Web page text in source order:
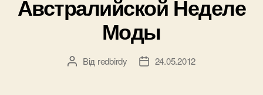
Австралийской Неделе
Моды
Автор
Від redbirdy
Дата24.05.2012